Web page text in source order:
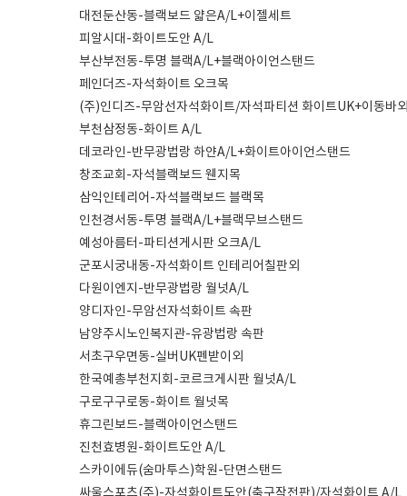
대전둔산동-블랙보드 얇은A/L+이젤세트
피알시대-화이트도안 A/L
부산부전동-투명 블랙A/L+블랙아이언스탠드
페인더즈-자석화이트 오크목
(주)인디즈-무암선자석화이트/자석파티션 화이트UK+이동바
부천삼정동-화이트 A/L
데코라인-반무광법랑 하얀A/L+화이트아이언스탠드
창조교회-자석블랙보드 웬지목
삼익인테리어-자석블랙보드 블랙목
인천경서동-투명 블랙A/L+블랙무브스탠드
예성아름터-파티션게시판 오크A/L
군포시궁내동-자석화이트 인테리어칠판외
다원이엔지-반무광법랑 월넛A/L
양디자인-무암선자석화이트 속판
남양주시노인복지관-유광법랑 속판
서초구우면동-실버UK펜받이외
한국예총부천지회-코르크게시판 월넛A/L
구로구구로동-화이트 월넛목
휴그린보드-블랙아이언스탠드
진천효병원-화이트도안 A/L
스카이에듀(숨마투스)학원-단면스탠드